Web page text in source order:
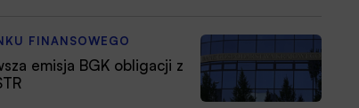
FINANSOWEGO
emisja BGK obligacji z